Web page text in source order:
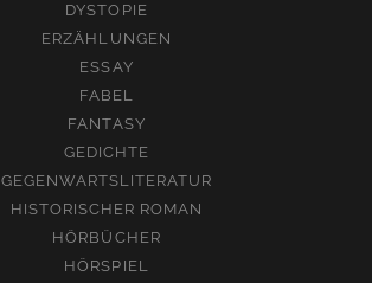
DYSTOPIE
ERZÄHLUNGEN
ESSAY
FABEL
FANTASY
GEDICHTE
GEGENWARTSLITERATUR
HISTORISCHER ROMAN
HÖRBÜCHER
HÖRSPIEL